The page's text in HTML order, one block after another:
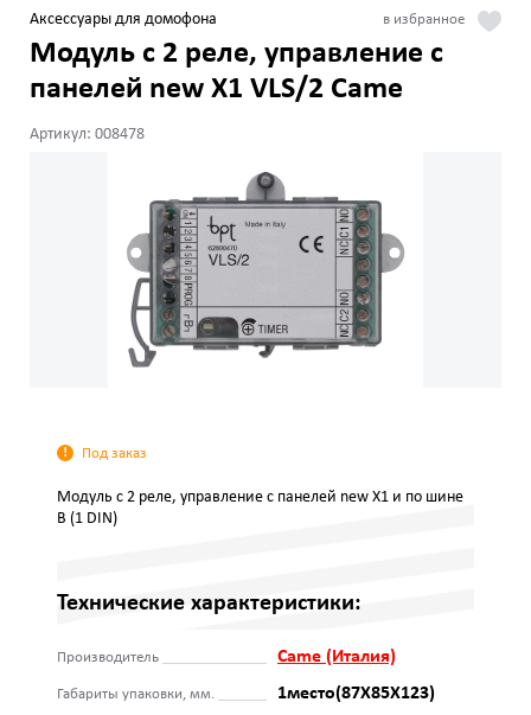
Аксессуары для домофона
Модуль с 2 реле, управление с
панелей new X1 VLS/2 Came
Артикул: 008478
Под заказ
Модуль с 2 реле, управление с панелей new X1 и по шине
B (1 DIN)
Технические характеристики:
Производитель Came (Италия)
Габариты упаковки, мм. 1место(87Х85Х123)